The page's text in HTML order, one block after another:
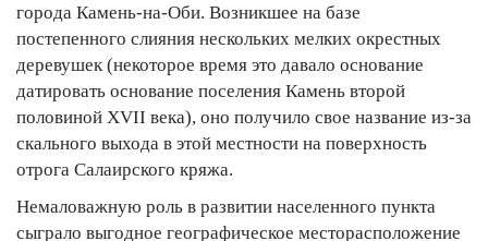
города Камень-на-Оби. Возникшее на базе
постепенного слияния нескольких мелких окрестных
деревушек (некоторое время это давало основание
датировать основание поселения Камень второй
половиной XVII века), оно получило свое название из-за
скального выхода в этой местности на поверхность
отрога Салаирского кряжа.
Немаловажную роль в развитии населенного пункта
сыграло выгодное географическое месторасположение